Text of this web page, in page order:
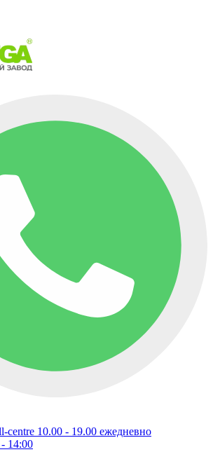
centre 10.00 - 19.00 ежедневно
14:00